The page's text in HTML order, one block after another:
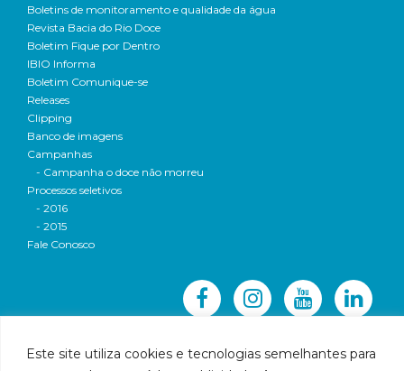
Este site utiliza cookies e tecnologias semelhantes para
Boletins de monitoramento e qualidade da água
Revista Bacia do Rio Doce
Boletim Fique por Dentro
IBIO Informa
Boletim Comunique-se
Releases
Clipping
Banco de imagens
Campanhas
- Campanha o doce não morreu
Processos seletivos
- 2016
- 2015
Fale Conosco